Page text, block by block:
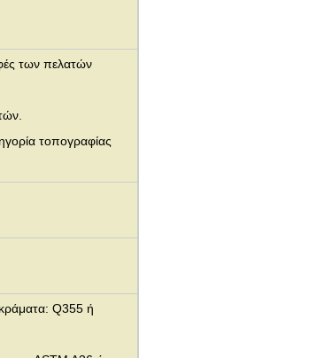
των πελατών
τοπογραφίας
Q355 ή